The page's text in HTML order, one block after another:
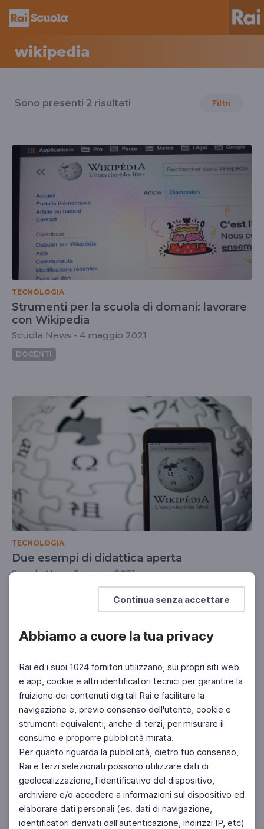
Continua senza accettare
Abbiamo a cuore la tua privacy
Rai ed i suoi 1024 fornitori utilizzano, sui propri siti web
e app, cookie e altri identificatori tecnici per garantire la
fruizione dei contenuti digitali Rai e facilitare la
navigazione e, previo consenso dell'utente, cookie e
strumenti equivalenti, anche di terzi, per misurare il
consumo e proporre pubblicità mirata.
Per quanto riguarda la pubblicità, dietro tuo consenso,
Rai e terzi selezionati possono utilizzare dati di
geolocalizzazione, l'identificativo del dispositivo,
archiviare e/o accedere a informazioni sul dispositivo ed
elaborare dati personali (es. dati di navigazione,
identificatori derivati dall'autenticazione, indirizzi IP, etc)
wikipedia
il
wikipedia
Sono presenti 2 risultati Filtri
TECNOLOGIA
Strumenti per la scuola di domani: lavorare
con Wikipedia
Scuola News - 4 maggio 2021
DOCENTI
TECNOLOGIA
Due esempi di didattica aperta
Scuola News 2 marzo 2021